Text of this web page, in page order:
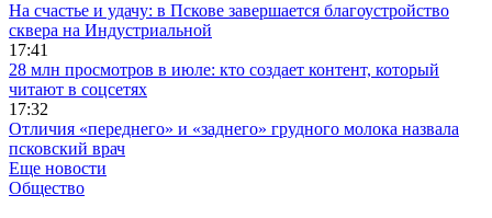
На счастье и удачу: в Пскове завершается благоустройство
сквера на Индустриальной
17:41
28 млн просмотров в июле: кто создает контент, который
читают в соцсетях
17:32
Отличия «переднего» и «заднего» грудного молока назвала
псковский врач
Еще новости
Общество